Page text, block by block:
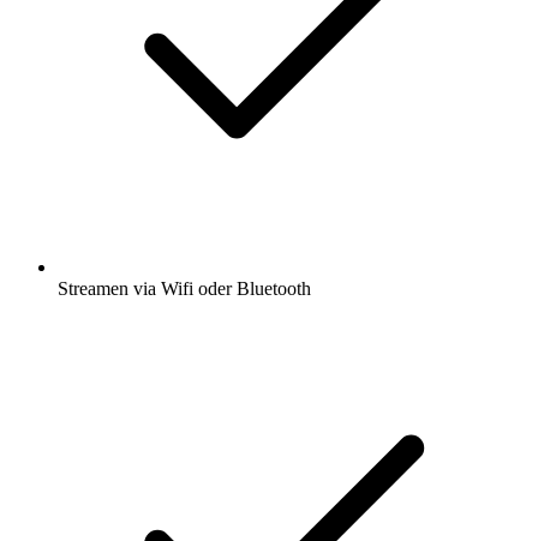
Streamen via Wifi oder Bluetooth